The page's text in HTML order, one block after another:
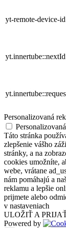
yt-remote-device-id
yt.innertube::nextId
Personalizovaná
Táto stránka
zlepšenie vášho
stránky, a na
cookies umožníte,
webe, vrátane
nám pomáhajú a
reklamu a lepšie
prijmete alebo
v nastaveniach
ULOŽIŤ A
Powered by